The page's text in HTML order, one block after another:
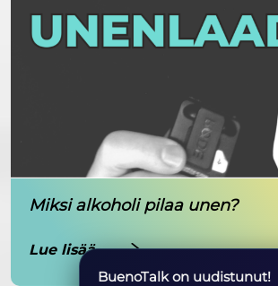
Miksi alkoholi pilaa unen?
Lue lisää
BuenoTalk on uudistunut!